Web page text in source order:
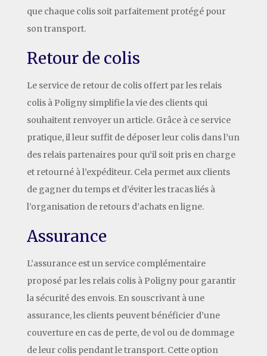
que chaque colis soit parfaitement protégé pour
son transport.
Retour de colis
Le service de retour de colis offert par les relais
colis à Poligny simplifie la vie des clients qui
souhaitent renvoyer un article. Grâce à ce service
pratique, il leur suffit de déposer leur colis dans l’un
des relais partenaires pour qu’il soit pris en charge
et retourné à l’expéditeur. Cela permet aux clients
de gagner du temps et d’éviter les tracas liés à
l’organisation de retours d’achats en ligne.
Assurance
L’assurance est un service complémentaire
proposé par les relais colis à Poligny pour garantir
la sécurité des envois. En souscrivant à une
assurance, les clients peuvent bénéficier d’une
couverture en cas de perte, de vol ou de dommage
de leur colis pendant le transport. Cette option